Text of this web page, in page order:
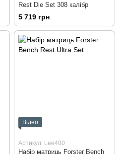
Rest Die Set 308 калібр
5 719 грн
Відео
Артикул: Lee400
Набір матриць Forster Bench